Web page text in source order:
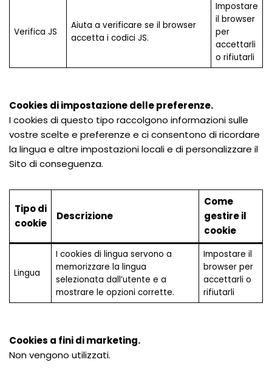
Verifica JS
Aiuta a verificare se il browser
accetta i codici JS.
Impostare
il browser
per
accettarli
o rifiutarli
Cookies di impostazione delle preferenze.
I cookies di questo tipo raccolgono informazioni sulle
vostre scelte e preferenze e ci consentono di ricordare
la lingua e altre impostazioni locali e di personalizzare il
Sito di conseguenza.
Tipo di
cookie
Descrizione
Come
gestire il
cookie
Lingua
I cookies di lingua servono a
memorizzare la lingua
selezionata dall’utente e a
mostrare le opzioni corrette.
Impostare il
browser per
accettarli o
rifiutarli
Cookies a fini di marketing.
Non vengono utilizzati.